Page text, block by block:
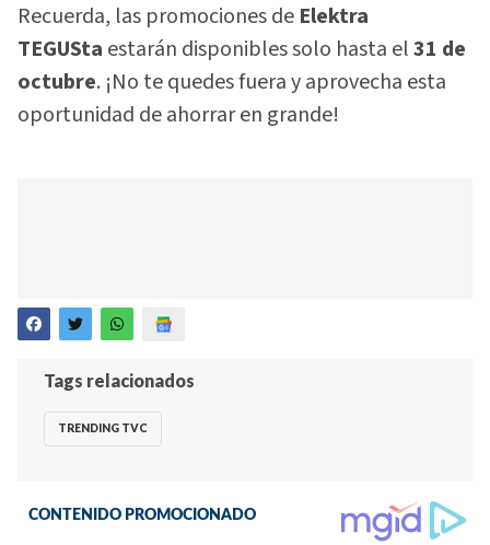
Recuerda, las promociones de Elektra
TEGUSta estarán disponibles solo hasta el31 de
octubre. ¡No te quedes fuera y aprovecha esta
oportunidad de ahorrar en grande!
Tags relacionados
TRENDING TVC